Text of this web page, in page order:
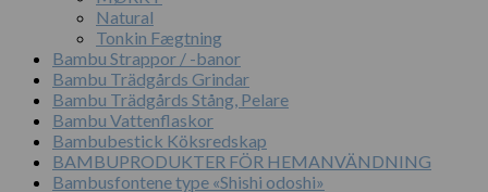
Natural
Tonkin Fægtning
Bambu Strappor / -banor
Bambu Trädgårds Grindar
Bambu Trädgårds Stång, Pelare
Bambu Vattenflaskor
Bambubestick Köksredskap
BAMBUPRODUKTER FÖR HEMANVÄNDNING
Bambusfontene type «Shishi odoshi»